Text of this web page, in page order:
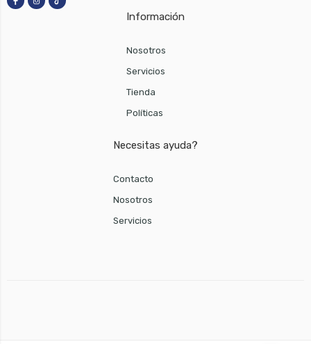
Información
Nosotros
Servicios
Tienda
Políticas
Necesitas ayuda?
Contacto
Nosotros
Servicios